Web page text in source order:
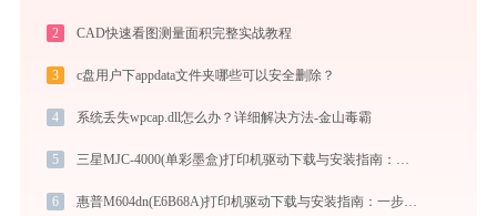
2 CAD快速看图测量面积完整实战教程
3 c盘用户下appdata文件夹哪些可以安全删除？
4 系统丢失wpcap.dll怎么办？详细解决方法-金山毒霸
5
6 惠普M604dn(E6B68A)打印机驱动下载与安装指南：一步步教您操作